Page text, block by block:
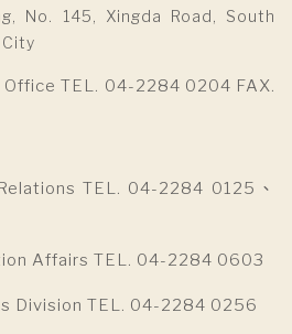
No. 145, Xingda Road, South
TEL. 04-2284 0204 FAX.
TEL. 04-2284 0125、
Affairs TEL. 04-2284 0603
TEL. 04-2284 0256